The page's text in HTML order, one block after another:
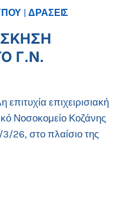
|ΔΡΑΣΕΙΣ
Γ.Ν.
επιχειρισιακή
Νοσοκομείο Κοζάνης
26, στο πλαίσιο της